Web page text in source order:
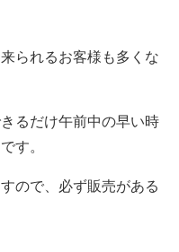
られるお客様も多くな
るだけ午前中の早い時
す。
ので、必ず販売がある